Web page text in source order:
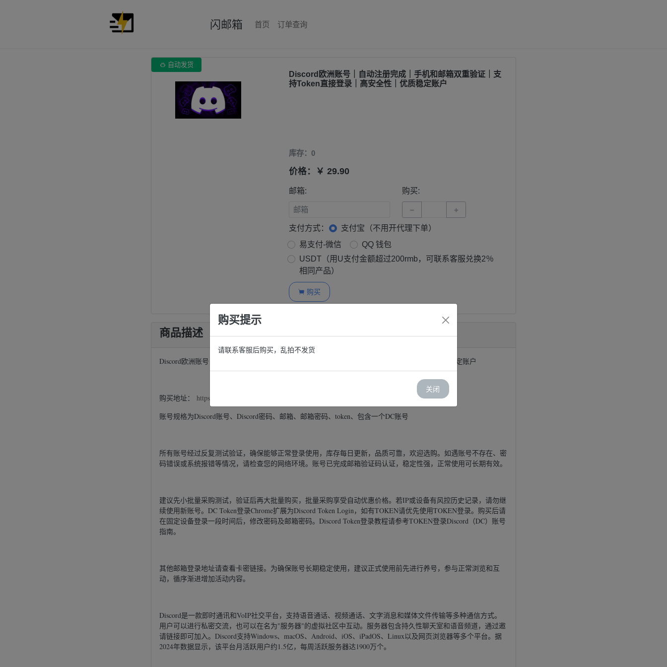
闪邮箱 首页 订单查询
 自动发货
Discord欧洲账号｜自动注册完成｜手机和邮箱双重验证｜支
持Token直接登录｜高安全性｜优质稳定账户
库存：0
价格：￥ 29.90
邮箱: 购买:
− +
支付方式：
支付宝（不用开代理下单）
易支付-微信
QQ 钱包
USDT（用U支付金额超过200rmb，可联系客服兑换2％
相同产品）
 购买
商品描述
Discord欧洲账号｜自动注册完成｜手机和邮箱双重验证｜支持Token直接登录｜高安全性｜优质稳定账户
购买地址： https://shanyouxiang.com/
账号规格为Discord账号、Discord密码、邮箱、邮箱密码、token、包含一个DC账号
所有账号经过反复测试验证，确保能够正常登录使用，库存每日更新，品质可靠，欢迎选购。如遇账号不存在、密
码错误或系统报错等情况，请检查您的网络环境。账号已完成邮箱验证码认证，稳定性强，正常使用可长期有效。
建议先小批量采购测试，验证后再大批量购买，批量采购享受自动优惠价格。若IP或设备有风控历史记录，请勿继
续使用新账号。DC Token登录Chrome扩展为Discord Token Login，如有TOKEN请优先使用TOKEN登录。购买后请
在固定设备登录一段时间后，修改密码及邮箱密码。Discord Token登录教程请参考TOKEN登录Discord（DC）账号
指南。
其他邮箱登录地址请查看卡密链接。为确保账号长期稳定使用，建议正式使用前先进行养号，参与正常浏览和互
动，循序渐进增加活动内容。
Discord是一款即时通讯和VoIP社交平台，支持语音通话、视频通话、文字消息和媒体文件传输等多种通信方式。
用户可以进行私密交流，也可以在名为"服务器"的虚拟社区中互动。服务器包含持久性聊天室和语音频道，通过邀
请链接即可加入。Discord支持Windows、macOS、Android、iOS、iPadOS、Linux以及网页浏览器等多个平台。据
2024年数据显示，该平台月活跃用户约1.5亿，每周活跃服务器达1900万个。
购买提示
请联系客服后购买，乱拍不发货
关闭